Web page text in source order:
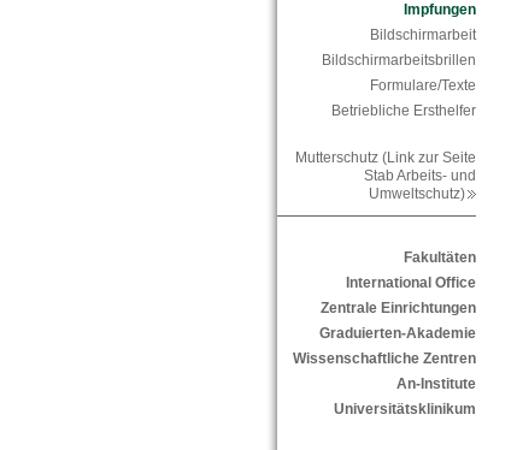
Impfungen
Bildschirmarbeit
Bildschirmarbeitsbrillen
Formulare/Texte
Betriebliche Ersthelfer
Mutterschutz (Link zur Seite
Stab Arbeits- und
Umweltschutz)
Fakultäten
International Office
Zentrale Einrichtungen
Graduierten-Akademie
Wissenschaftliche Zentren
An-Institute
Universitätsklinikum